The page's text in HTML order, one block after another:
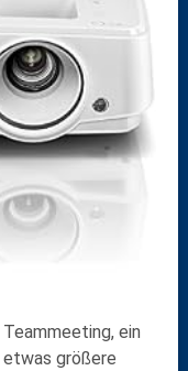
ein
größere